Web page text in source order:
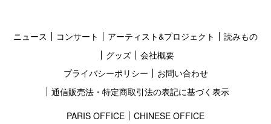
ニュース コンサート アーティスト&プロジェクト
読みもの
グッズ
会社概要
プライバシーポリシー
お問い合わせ
通信販売法・特定商取引法の表記に基づく表示
PARIS OFFICE
CHINESE OFFICE